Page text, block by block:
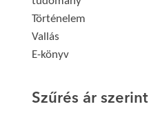
Történelem
Vallás
E-könyv
Szűrés ár szerint